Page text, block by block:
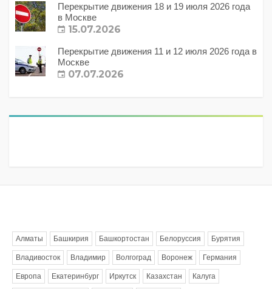
Перекрытие движения 18 и 19 июля 2026 года
в Москве
15.07.2026
Перекрытие движения 11 и 12 июля 2026 года в
Москве
07.07.2026
Алматы Башкирия Башкортостан Белоруссия Бурятия
Владивосток Владимир Волгоград Воронеж Германия
Европа Екатеринбург Иркутск Казахстан Калуга